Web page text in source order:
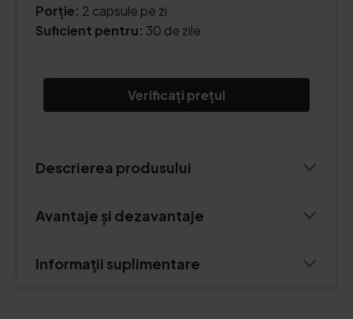
Porție: 2 capsule pe zi
Suficient pentru: 30 de zile
Verificați prețul
Descrierea produsului
Avantaje și dezavantaje
Informații suplimentare